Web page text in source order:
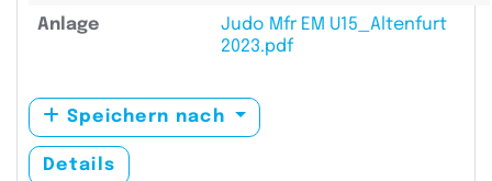
Anlage
Judo Mfr EM U15_Altenfurt
2023.pdf
Speichern nach
Details